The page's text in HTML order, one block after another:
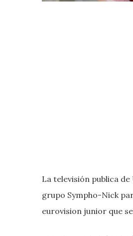
La televisión publica
grupo Sympho-Nick
eurovision junior que